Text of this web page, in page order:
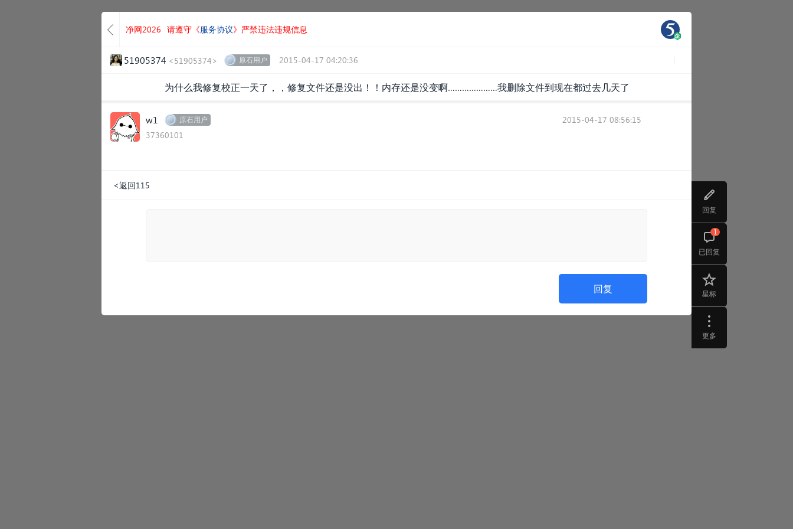
回复
已回复
1
星标
更多
净网2026 请遵守《服务协议》严禁违法违规信息
51905374 <51905374> 原石用户 2015-04-17 04:20:36
为什么我修复校正一天了，，修复文件还是没出！！内存还是没变啊…………………我删除文件到现在都过去几天了
w1 原石用户
37360101
2015-04-17 08:56:15
<返回115
回复